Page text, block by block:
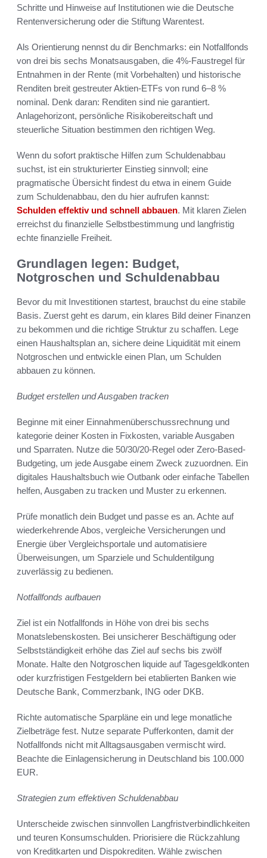
Schritte und Hinweise auf Institutionen wie die Deutsche
Rentenversicherung oder die Stiftung Warentest.
Als Orientierung nennst du dir Benchmarks: ein Notfallfonds
von drei bis sechs Monatsausgaben, die 4%-Faustregel für
Entnahmen in der Rente (mit Vorbehalten) und historische
Renditen breit gestreuter Aktien-ETFs von rund 6–8 %
nominal. Denk daran: Renditen sind nie garantiert.
Anlagehorizont, persönliche Risikobereitschaft und
steuerliche Situation bestimmen den richtigen Weg.
Wenn du sofort praktische Hilfen zum Schuldenabbau
suchst, ist ein strukturierter Einstieg sinnvoll; eine
pragmatische Übersicht findest du etwa in einem Guide
zum Schuldenabbau, den du hier aufrufen kannst:
Schulden effektiv und schnell abbauen. Mit klaren Zielen
erreichst du finanzielle Selbstbestimmung und langfristig
echte finanzielle Freiheit.
Grundlagen legen: Budget,
Notgroschen und Schuldenabbau
Bevor du mit Investitionen startest, brauchst du eine stabile
Basis. Zuerst geht es darum, ein klares Bild deiner Finanzen
zu bekommen und die richtige Struktur zu schaffen. Lege
einen Haushaltsplan an, sichere deine Liquidität mit einem
Notgroschen und entwickle einen Plan, um Schulden
abbauen zu können.
Budget erstellen und Ausgaben tracken
Beginne mit einer Einnahmenüberschussrechnung und
kategorie deiner Kosten in Fixkosten, variable Ausgaben
und Sparraten. Nutze die 50/30/20-Regel oder Zero-Based-
Budgeting, um jede Ausgabe einem Zweck zuzuordnen. Ein
digitales Haushaltsbuch wie Outbank oder einfache Tabellen
helfen, Ausgaben zu tracken und Muster zu erkennen.
Prüfe monatlich dein Budget und passe es an. Achte auf
wiederkehrende Abos, vergleiche Versicherungen und
Energie über Vergleichsportale und automatisiere
Überweisungen, um Sparziele und Schuldentilgung
zuverlässig zu bedienen.
Notfallfonds aufbauen
Ziel ist ein Notfallfonds in Höhe von drei bis sechs
Monatslebenskosten. Bei unsicherer Beschäftigung oder
Selbstständigkeit erhöhe das Ziel auf sechs bis zwölf
Monate. Halte den Notgroschen liquide auf Tagesgeldkonten
oder kurzfristigen Festgeldern bei etablierten Banken wie
Deutsche Bank, Commerzbank, ING oder DKB.
Richte automatische Sparpläne ein und lege monatliche
Zielbeträge fest. Nutze separate Pufferkonten, damit der
Notfallfonds nicht mit Alltagsausgaben vermischt wird.
Beachte die Einlagensicherung in Deutschland bis 100.000
EUR.
Strategien zum effektiven Schuldenabbau
Unterscheide zwischen sinnvollen Langfristverbindlichkeiten
und teuren Konsumschulden. Priorisiere die Rückzahlung
von Kreditkarten und Dispokrediten. Wähle zwischen